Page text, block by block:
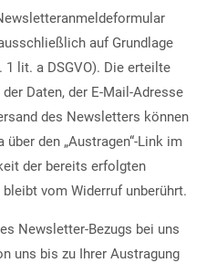
auf Grundlage
lit. a DSGVO). Die erteilte
Daten, der E-Mail-Adresse
des Newsletters können
den „Austragen“-Link im
der bereits erfolgten
vom Widerruf unberührt.
Newsletter-Bezugs bei uns
uns bis zu Ihrer Austragung